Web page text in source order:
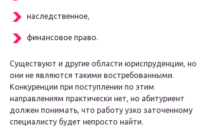
наследственное,
финансовое право.
Существуют и другие области юриспруденции, но
они не являются такими востребованными.
Конкуренции при поступлении по этим
направлениям практически нет, но абитуриент
должен понимать, что работу узко заточенному
специалисту будет непросто найти.